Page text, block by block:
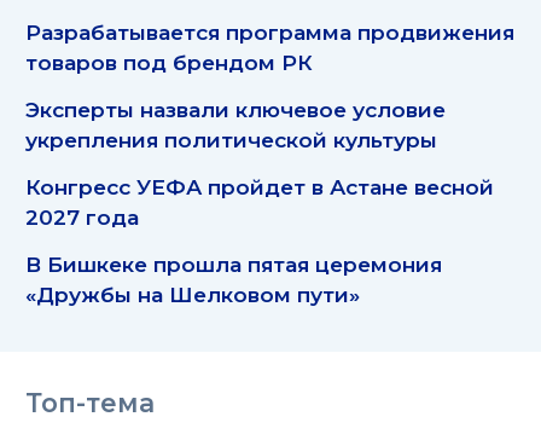
Разрабатывается программа продвижения
товаров под брендом РК
Эксперты назвали ключевое условие
укрепления политической культуры
Конгресс УЕФА пройдет в Астане весной
2027 года
В Бишкеке прошла пятая церемония
«Дружбы на Шелковом пути»
Топ-тема